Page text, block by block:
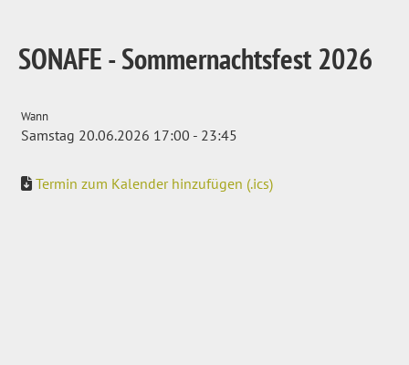
SONAFE - Sommernachtsfest 2026
Wann
Samstag 20.06.2026 17:00 - 23:45
Termin zum Kalender hinzufügen (.ics)